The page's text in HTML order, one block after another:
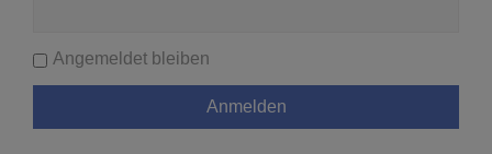
Angemeldet bleiben